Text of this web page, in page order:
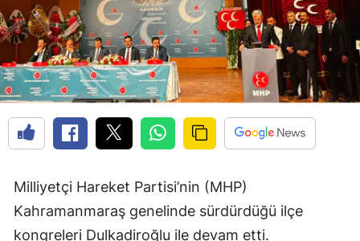
Milliyetçi Hareket Partisi’nin (MHP)
Kahramanmaraş genelinde sürdürdüğü ilçe
kongreleri Dulkadiroğlu ile devam etti.